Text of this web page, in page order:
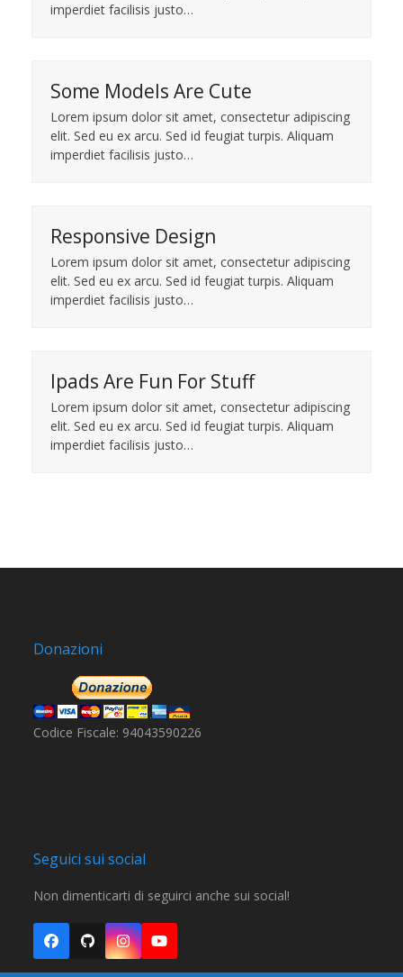
imperdiet facilisis justo…
Some Models Are Cute
Lorem ipsum dolor sit amet, consectetur adipiscing
elit. Sed eu ex arcu. Sed id feugiat turpis. Aliquam
imperdiet facilisis justo…
Responsive Design
Lorem ipsum dolor sit amet, consectetur adipiscing
elit. Sed eu ex arcu. Sed id feugiat turpis. Aliquam
imperdiet facilisis justo…
Ipads Are Fun For Stuff
Lorem ipsum dolor sit amet, consectetur adipiscing
elit. Sed eu ex arcu. Sed id feugiat turpis. Aliquam
imperdiet facilisis justo…
Donazioni
Codice Fiscale: 94043590226
Seguici sui social
Non dimenticarti di seguirci anche sui social!
Facebook
GithubInstagramYouTube